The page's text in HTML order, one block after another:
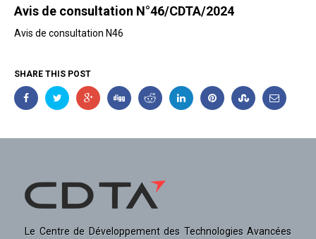
Avis de consultation N°46/CDTA/2024
Avis de consultation N46
SHARE THIS POST
Le Centre de Développement des Technologies Avancées